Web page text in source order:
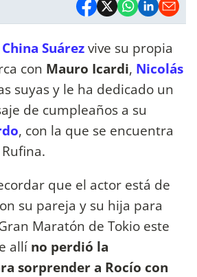
China Suárezvive su propia
con Mauro Icardi, Nicolás
suyas y le ha dedicado un
de cumpleaños a su
, con la que se encuentra
que el actor está de
su pareja y su hija para
Maratón de Tokio este
allí no perdió la
sorprender a Rocío con